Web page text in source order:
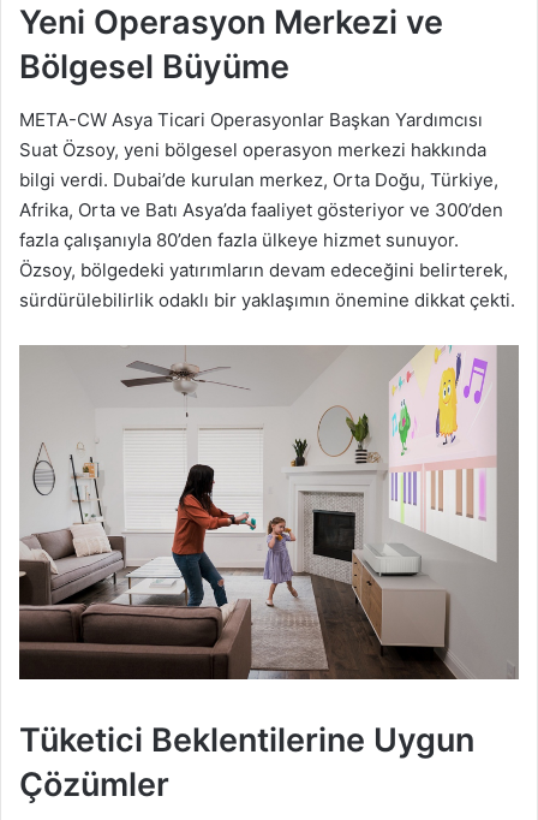
Yeni Operasyon Merkezi ve
Bölgesel Büyüme
META-CW Asya Ticari Operasyonlar Başkan Yardımcısı
Suat Özsoy, yeni bölgesel operasyon merkezi hakkında
bilgi verdi. Dubai’de kurulan merkez, Orta Doğu, Türkiye,
Afrika, Orta ve Batı Asya’da faaliyet gösteriyor ve 300’den
fazla çalışanıyla 80’den fazla ülkeye hizmet sunuyor.
Özsoy, bölgedeki yatırımların devam edeceğini belirterek,
sürdürülebilirlik odaklı bir yaklaşımın önemine dikkat çekti.
Tüketici Beklentilerine Uygun
Çözümler